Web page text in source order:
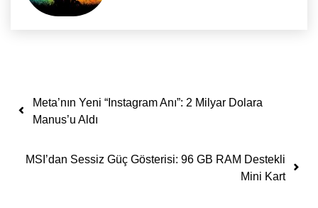
Yazı dolaşımı
Meta’nın Yeni “Instagram Anı”: 2 Milyar Dolara
Manus’u Aldı
MSI’dan Sessiz Güç Gösterisi: 96 GB RAM Destekli
Mini Kart